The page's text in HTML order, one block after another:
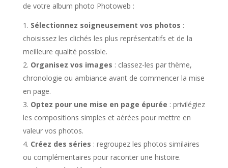
de votre album photo Photoweb :
Sélectionnez soigneusement vos photos :
choisissez les clichés les plus représentatifs et de la
meilleure qualité possible.
Organisez vos images : classez-les par thème,
chronologie ou ambiance avant de commencer la mise
en page.
Optez pour une mise en page épurée : privilégiez
les compositions simples et aérées pour mettre en
valeur vos photos.
Créez des séries : regroupez les photos similaires
ou complémentaires pour raconter une histoire.